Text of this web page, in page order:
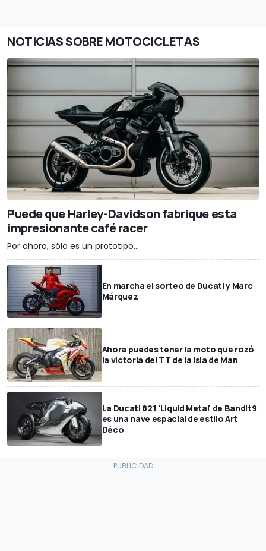
NOTICIAS SOBRE MOTOCICLETAS
Puede que Harley-Davidson fabrique esta
impresionante café racer
Por ahora, sólo es un prototipo...
En marcha el sorteo de Ducati y Marc
Márquez
Ahora puedes tener la moto que rozó
la victoria del TT de la Isla de Man
La Ducati 821 'Liquid Metal' de Bandit9
es una nave espacial de estilo Art
Déco